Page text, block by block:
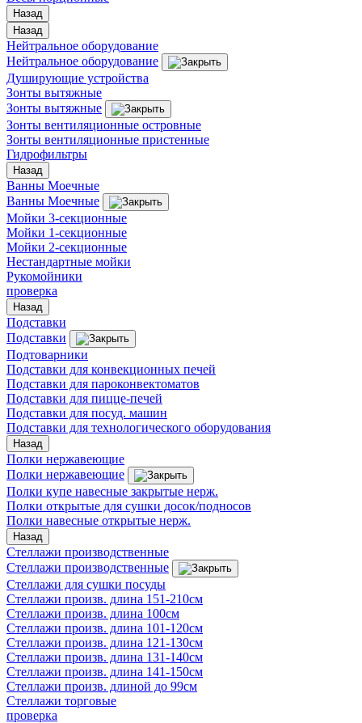
Назад
Назад
Нейтральное оборудование
Нейтральное оборудование
Душирующие устройства
Зонты вытяжные
Зонты вытяжные
Зонты вентиляционные островные
Зонты вентиляционные пристенные
Гидрофильтры
Назад
Ванны Моечные
Ванны Моечные
Мойки 3-секционные
Мойки 1-секционные
Мойки 2-секционные
Нестандартные мойки
Рукомойники
проверка
Назад
Подставки
Подставки
Подтоварники
Подставки для конвекционных печей
Подставки для пароконвектоматов
Подставки для пицце-печей
Подставки для посуд. машин
Подставки для технологического оборудования
Назад
Полки нержавеющие
Полки нержавеющие
Полки купе навесные закрытые нерж.
Полки открытые для сушки досок/подносов
Полки навесные открытые нерж.
Назад
Стеллажи производственные
Стеллажи производственные
Стеллажи для сушки посуды
Стеллажи произв. длина 151-210см
Стеллажи произв. длина 100см
Стеллажи произв. длина 101-120см
Стеллажи произв. длина 121-130см
Стеллажи произв. длина 131-140см
Стеллажи произв. длина 141-150см
Стеллажи произв. длиной до 99см
Стеллажи торговые
проверка